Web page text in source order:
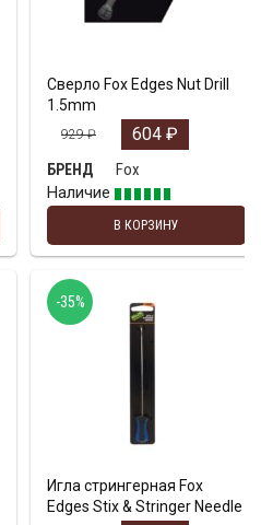
Сверло Fox Edges Nut Drill
1.5mm
929₽ 604 ₽
БРЕНД
Fox
Наличие
В КОРЗИНУ
Игла стрингерная Fox
Edges Stix & Stringer Needle
-35%